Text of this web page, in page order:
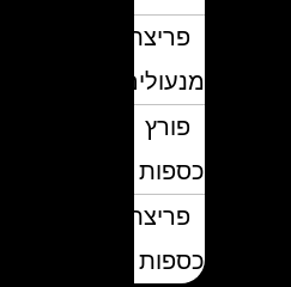
פריצת
מנעולים
פורץ
כספות
פריצת
כספות